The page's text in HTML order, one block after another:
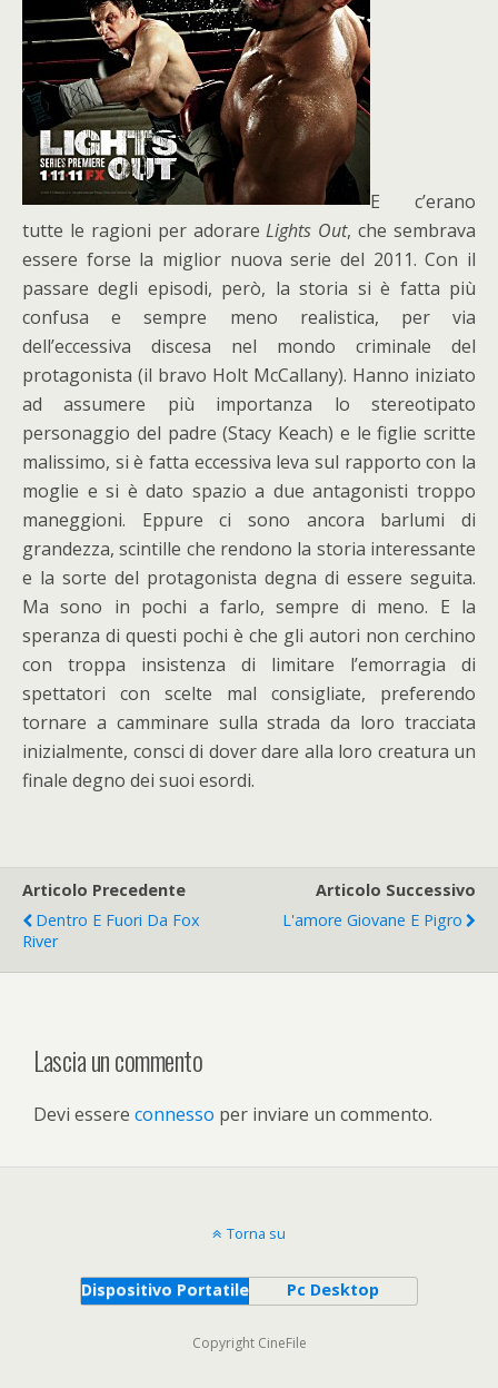
E c’erano
tutte le ragioni per adorareLights Out, che sembrava
essere forse la miglior nuova serie del 2011. Con il
passare degli episodi, però, la storia si è fatta più
confusa e sempre meno realistica, per via
dell’eccessiva discesa nel mondo criminale del
protagonista (il bravo Holt McCallany). Hanno iniziato
ad assumere più importanza lo stereotipato
personaggio del padre (Stacy Keach) e le figlie scritte
malissimo, si è fatta eccessiva leva sul rapporto con la
moglie e si è dato spazio a due antagonisti troppo
maneggioni. Eppure ci sono ancora barlumi di
grandezza, scintille che rendono la storia interessante
e la sorte del protagonista degna di essere seguita.
Ma sono in pochi a farlo, sempre di meno. E la
speranza di questi pochi è che gli autori non cerchino
con troppa insistenza di limitare l’emorragia di
spettatori con scelte mal consigliate, preferendo
tornare a camminare sulla strada da loro tracciata
inizialmente, consci di dover dare alla loro creatura un
finale degno dei suoi esordi.
Articolo Precedente
Dentro E Fuori Da Fox
River
Articolo Successivo
L'amore Giovane E Pigro
Lascia un commento
Devi essere connesso per inviare un commento.
Torna su
Dispositivo Portatile Pc Desktop
Copyright CineFile